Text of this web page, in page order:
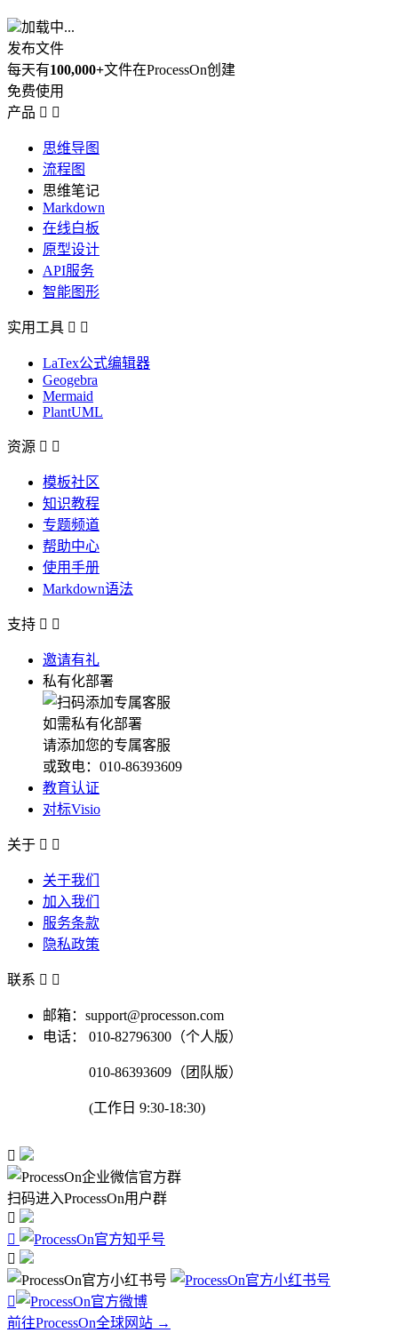
加载中...
发布文件
每天有100,000+文件在ProcessOn创建
免费使用
产品  
思维导图
流程图
思维笔记
Markdown
在线白板
原型设计
API服务
智能图形
实用工具  
LaTex公式编辑器
Geogebra
Mermaid
PlantUML
资源  
模板社区
知识教程
专题频道
帮助中心
使用手册
Markdown语法
支持  
邀请有礼
私有化部署
如需私有化部署
请添加您的专属客服
或致电：010-86393609
教育认证
对标Visio
关于  
关于我们
加入我们
服务条款
隐私政策
联系  
邮箱：support@processon.com
电话：
010-82796300（个人版）
010-86393609（团队版）
(工作日 9:30-18:30)

扫码进入ProcessOn用户群




前往ProcessOn全球网站 →